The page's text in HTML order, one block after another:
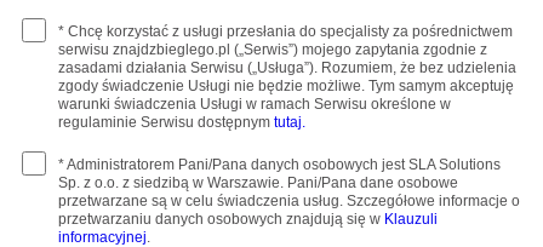
* Chcę korzystać z usługi przesłania do specjalisty za pośrednictwem
serwisu znajdzbieglego.pl („Serwis”) mojego zapytania zgodnie z
zasadami działania Serwisu („Usługa”). Rozumiem, że bez udzielenia
zgody świadczenie Usługi nie będzie możliwe. Tym samym akceptuję
warunki świadczenia Usługi w ramach Serwisu określone w
regulaminie Serwisu dostępnym tutaj.
* Administratorem Pani/Pana danych osobowych jest SLA Solutions
Sp. z o.o. z siedzibą w Warszawie. Pani/Pana dane osobowe
przetwarzane są w celu świadczenia usług. Szczegółowe informacje o
przetwarzaniu danych osobowych znajdują się w Klauzuli
informacyjnej.